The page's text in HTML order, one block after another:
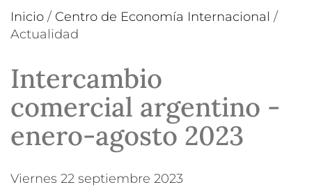
Inicio / Centro de Economía Internacional /
Actualidad
Intercambio
comercial argentino -
enero-agosto 2023
viernes 22 septiembre 2023